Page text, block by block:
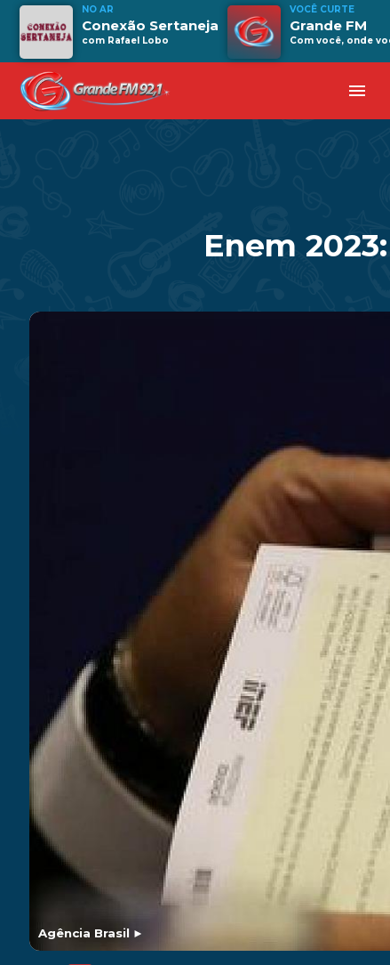
NO AR
Conexão Sertaneja
com Rafael Lobo
VOCÊ CURTE
Grande FM
Com você, onde
menu
Enem
Agência Brasil ►